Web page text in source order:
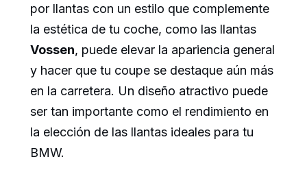
por llantas con un estilo que complemente
la estética de tu coche, como las llantas
Vossen, puede elevar la apariencia general
y hacer que tu coupe se destaque aún más
en la carretera. Un diseño atractivo puede
ser tan importante como el rendimiento en
la elección de las llantas ideales para tu
BMW.